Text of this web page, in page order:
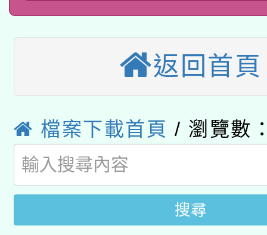
師專業成長研習實施計
方素養工作坊新北場」
族語言臺北學習中心
文教學共融平台-教案
件」活動簡章
教育部國民及學前教育
年度COVID-19疫苗接
接種之民眾」措施，延
月28日止
轉知經濟部水利署委託
業技術研究院辦理「
用水績優單位及節水達
動」
115年8月22日(星期六
桃園市孔廟祈福系列
開 智慧啟航」
2026年桃園地景藝術
「2026桃園藝術巡演
關事宜
轉知教育部國民及學前
國立臺灣師範大學辦理
函轉國家教育研究院
返回首頁
檔案下載首頁 / 瀏覽數
搜尋